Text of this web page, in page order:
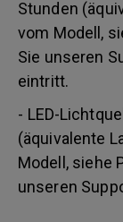
Stunden
vom Modell,
Sie unseren
eintritt.
- LED-
(äquivalente
Modell, siehe
unseren